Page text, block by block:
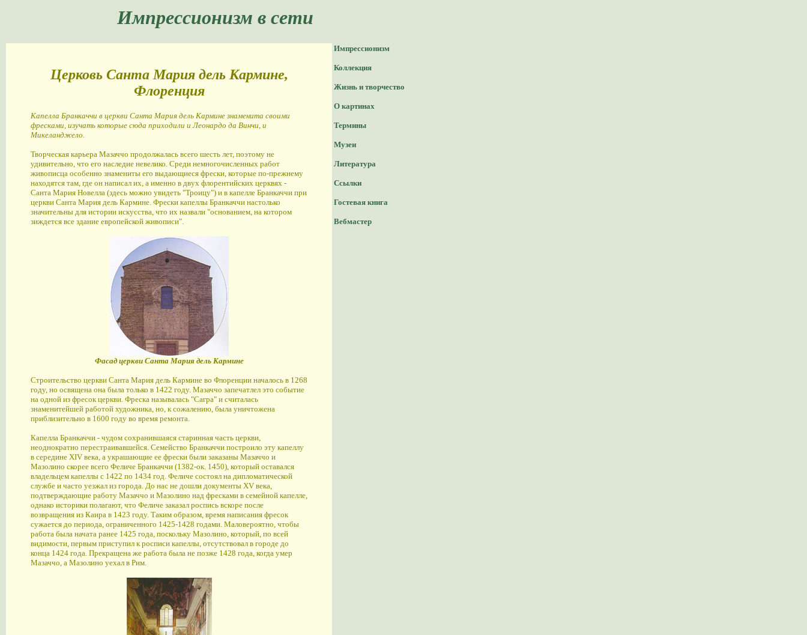
Импрессионизм в сети
Церковь Санта Мария дель Кармине,
Флоренция
Капелла Бранкаччи в церкви Санта Мария дель Кармине знаменита своими
фресками, изучать которые сюда приходили и Леонардо да Винчи, и
Микеланджело.
Творческая карьера Мазаччо продолжалась всего шесть лет, поэтому не
удивительно, что его наследие невелико. Среди немногочисленных работ
живописца особенно знамениты его выдающиеся фрески, которые по-прежнему
находятся там, где он написал их, а именно в двух флорентийских церквях -
Санта Мария Новелла (здесь можно увидеть "Троицу") и в капелле Бранкаччи при
церкви Санта Мария дель Кармине. Фрески капеллы Бранкаччи настолько
значительны для истории искусства, что их назвали "основанием, на котором
зиждется все здание европейской живописи".
Фасад церкви Санта Мария дель Кармине
Строительство церкви Санта Мария дель Кармине во Флоренции началось в 1268
году, но освящена она была только в 1422 году. Мазаччо запечатлел это событие
на одной из фресок церкви. Фреска называлась "Сагра" и считалась
знаменитейшей работой художника, но, к сожалению, была уничтожена
приблизительно в 1600 году во время ремонта.
Капелла Бранкаччи - чудом сохранившаяся старинная часть церкви,
неоднократно перестраивавшейся. Семейство Бранкаччи построило эту капеллу
в середине XIV века, а украшающие ее фрески были заказаны Мазаччо и
Мазолино скорее всего Феличе Бранкаччи (1382-ок. 1450), который оставался
владельцем капеллы с 1422 по 1434 год. Феличе состоял на дипломатической
службе и часто уезжал из города. До нас не дошли документы XV века,
подтверждающие работу Мазаччо и Мазолино над фресками в семейной капелле,
однако историки полагают, что Феличе заказал роспись вскоре после
возвращения из Каира в 1423 году. Таким образом, время написания фресок
сужается до периода, ограниченного 1425-1428 годами. Маловероятно, чтобы
работа была начата ранее 1425 года, поскольку Мазолино, который, по всей
видимости, первым приступил к росписи капеллы, отсутствовал в городе до
конца 1424 года. Прекращена же работа была не позже 1428 года, когда умер
Мазаччо, а Мазолино уехал в Рим.
Импрессионизм
Коллекция
Жизнь и творчество
О картинах
Термины
Музеи
Литература
Ссылки
Гостевая книга
Вебмастер